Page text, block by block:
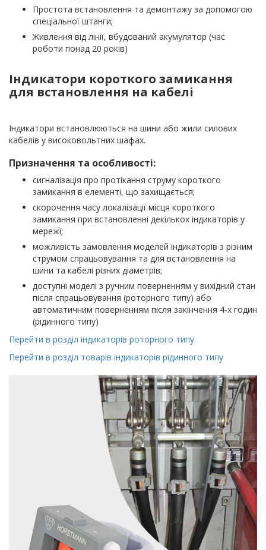
Простота встановлення та демонтажу за допомогою
спеціальної штанги;
Живлення від лінії, вбудований акумулятор (час
роботи понад 20 років)
Індикатори короткого замикання
для встановлення на кабелі
Індикатори встановлюються на шини або жили силових
кабелів у високовольтних шафах.
Призначення та особливості:
сигналізація про протікання струму короткого
замикання в елементі, що захищається;
скорочення часу локалізації місця короткого
замикання при встановленні декількох індикаторів у
мережі;
можливість замовлення моделей індикаторів з різним
струмом спрацьовування та для встановлення на
шини та кабелі різних діаметрів;
доступні моделі з ручним поверненням у вихідний стан
після спрацьовування (роторного типу) або
автоматичним поверненням після закінчення 4-х годин
(рідинного типу)
Перейти в розділ індикаторів роторного типу
Перейти в розділ товарів індикаторів рідинного типу